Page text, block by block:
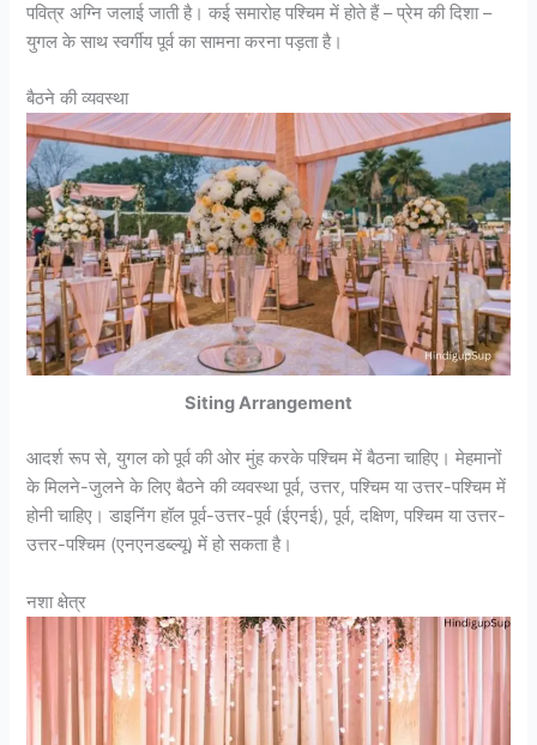
पवित्र अग्नि जलाई जाती है। कई समारोह पश्चिम में होते हैं – प्रेम की दिशा –
युगल के साथ स्वर्गीय पूर्व का सामना करना पड़ता है।
बैठने की व्यवस्था
Siting Arrangement
आदर्श रूप से, युगल को पूर्व की ओर मुंह करके पश्चिम में बैठना चाहिए। मेहमानों
के मिलने-जुलने के लिए बैठने की व्यवस्था पूर्व, उत्तर, पश्चिम या उत्तर-पश्चिम में
होनी चाहिए। डाइनिंग हॉल पूर्व-उत्तर-पूर्व (ईएनई), पूर्व, दक्षिण, पश्चिम या उत्तर-
उत्तर-पश्चिम (एनएनडब्ल्यू) में हो सकता है।
नशा क्षेत्र